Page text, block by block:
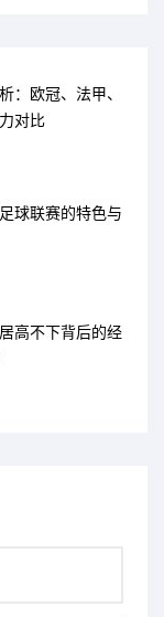
：欧冠、法甲、
对比
球联赛的特色与
高不下背后的经